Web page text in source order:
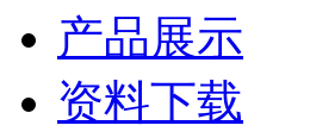
产品展示
资料下载